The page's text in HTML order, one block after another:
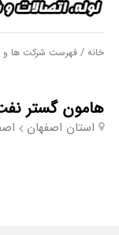
خانه /فهرست شرکت ها و
هامون گستر
استان اصفهان